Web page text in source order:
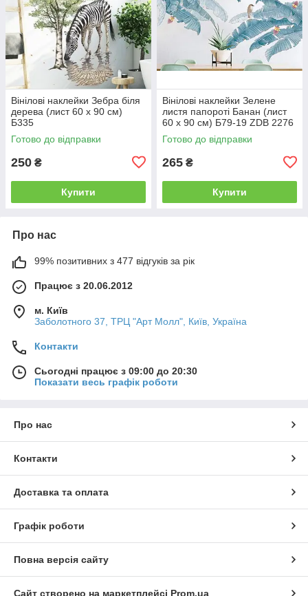
Вінілові наклейки Зебра біля
дерева (лист 60 х 90 см)
Б335
Готово до відправки
250 ₴
Купити
Вінілові наклейки Зелене
листя папороті Банан (лист
60 х 90 см) Б79-19 ZDB 2276
Готово до відправки
265 ₴
Купити
Про нас
99% позитивних з 477 відгуків за рік
Працює з 20.06.2012
м. Київ
Заболотного 37, ТРЦ "Арт Молл", Київ, Україна
Контакти
Сьогодні працює з 09:00 до 20:30
Показати весь графік роботи
Про нас
Контакти
Доставка та оплата
Графік роботи
Повна версія сайту
Сайт створено на маркетплейсі Prom.ua